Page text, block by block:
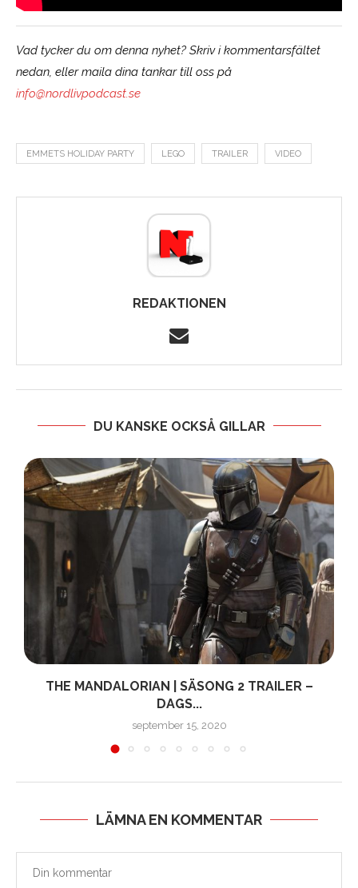
Vad tycker du om denna nyhet? Skriv i kommentarsfältet
nedan, eller maila dina tankar till oss på
info@nordlivpodcast.se
EMMETS HOLIDAY PARTY LEGO TRAILER VIDEO
REDAKTIONEN
DU KANSKE OCKSÅ GILLAR
THE MANDALORIAN | SÄSONG 2 TRAILER –
DAGS...
september 15, 2020
LÄMNA EN KOMMENTAR